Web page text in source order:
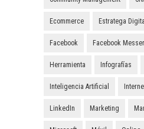
Ecommerce Estratega Digital
Facebook Facebook
Herramienta Infografías
Inteligencia Artificial
LinkedIn Marketing